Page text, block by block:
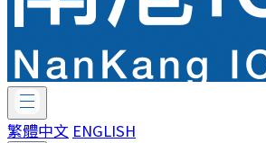
繁體中文 ENGLISH